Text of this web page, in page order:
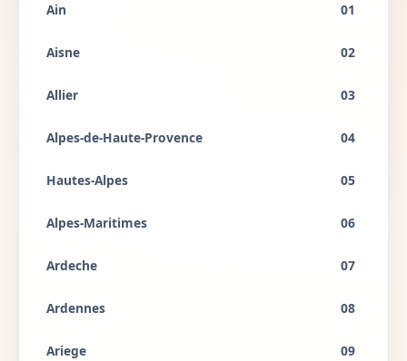
Ain 01
Aisne 02
Allier 03
Alpes-de-Haute-Provence 04
Hautes-Alpes 05
Alpes-Maritimes 06
Ardeche 07
Ardennes 08
Ariege 09